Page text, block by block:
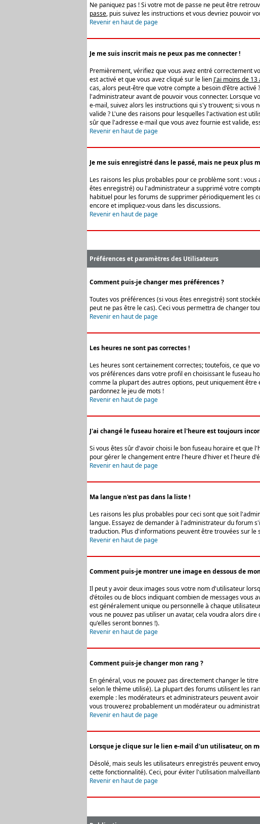
Ne paniquez pas ! Si votre mot de passe ne peut être
passe, puis suivez les instructions et vous devriez pouvoir
Revenir en haut de page
Je me suis inscrit mais ne peux pas me connecter !
Premièrement, vérifiez que vous avez entré correctement
est activé et que vous avez cliqué sur le lien J'ai moins de 13
cas, alors peut-être que votre compte a besoin d'être
l'administrateur avant de pouvoir vous connecter. Lorsque
e-mail, suivez alors les instructions qui s'y trouvent; si
valide ? L'une des raisons pour lesquelles l'activation est
sûr que l'adresse e-mail que vous avez fournie est valide,
Revenir en haut de page
Je me suis enregistré dans le passé, mais ne peux plus
Les raisons les plus probables pour ce problème sont :
êtes enregistré) ou l'administrateur a supprimé votre
habituel pour les forums de supprimer périodiquement les
encore et impliquez-vous dans les discussions.
Revenir en haut de page
Préférences et paramètres des Utilisateurs
Comment puis-je changer mes préférences ?
Toutes vos préférences (si vous êtes enregistré) sont
peut ne pas être le cas). Ceci vous permettra de changer
Revenir en haut de page
Les heures ne sont pas correctes !
Les heures sont certainement correctes; toutefois, ce que
vos préférences dans votre profil en choisissant le fuseau
comme la plupart des autres options, peut uniquement
pardonnez le jeu de mots !
Revenir en haut de page
J'ai changé le fuseau horaire et l'heure est toujours
Si vous êtes sûr d'avoir choisi le bon fuseau horaire et que
pour gérer le changement entre l'heure d'hiver et l'heure
Revenir en haut de page
Ma langue n'est pas dans la liste !
Les raisons les plus probables pour ceci sont que soit
langue. Essayez de demander à l'administrateur du forum
traduction. Plus d'informations peuvent être trouvées sur le
Revenir en haut de page
Comment puis-je montrer une image en dessous de
Il peut y avoir deux images sous votre nom d'utilisateur
d'étoiles ou de blocs indiquant combien de messages vous
est généralement unique ou personnelle à chaque
vous ne pouvez pas utiliser un avatar, cela voudra alors
qu'elles seront bonnes !).
Revenir en haut de page
Comment puis-je changer mon rang ?
En général, vous ne pouvez pas directement changer le
selon le thème utilisé). La plupart des forums utilisent les
exemple : les modérateurs et administrateurs peuvent
vous trouverez probablement un modérateur ou
Revenir en haut de page
Lorsque je clique sur le lien e-mail d'un utilisateur, on
Désolé, mais seuls les utilisateurs enregistrés peuvent
cette fonctionnalité). Ceci, pour éviter l'utilisation
Revenir en haut de page